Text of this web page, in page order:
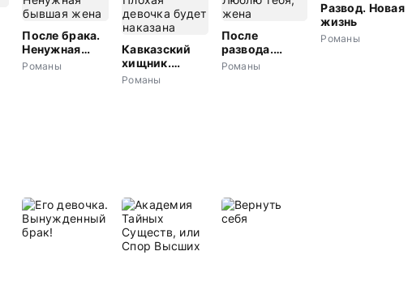
После брака.
Ненужная
бывшая жена
Романы
Кавказский
хищник.
Плохая
Романы
После
развода.
Люблю тебя,
Романы
Развод. Новая
жизнь
Романы